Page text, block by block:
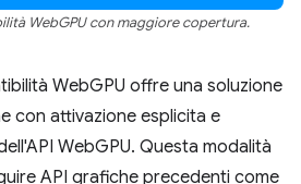
WebGPU con maggiore copertura.
WebGPU offre una soluzione
con attivazione esplicita e
WebGPU. Questa modalità
API grafiche precedenti come